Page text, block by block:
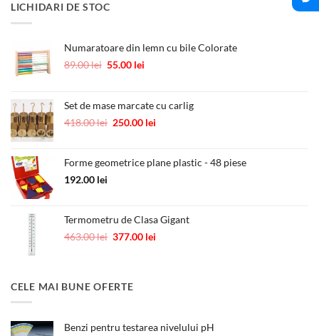
fost:
LICHIDARI DE STOC
Numaratoare din lemn cu bile Colorate
89.00lei Prețul
fost:
89.00 lei.
55.00 lei
55.00 lei.
Set de mase marcate cu carlig
418.00lei Prețul
fost:
250.00 lei
250.00 lei.
Forme geometrice plane plastic - 48 piese
192.00 lei
Termometru de Clasa Gigant
463.00lei Prețul
463.00 lei.
377.00 lei
CELE MAI BUNE OFERTE
Benzi pentru testarea nivelului pH